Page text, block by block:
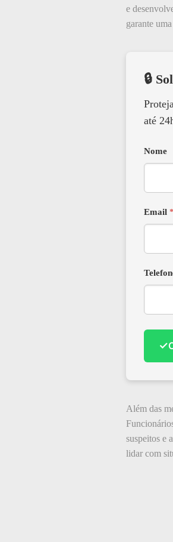
e
garante
🔒
até
Nome
Email *
✓
Além das
suspeitos e
lidar com